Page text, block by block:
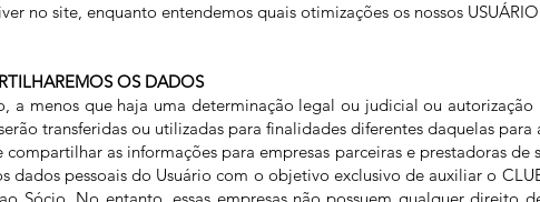
no site, enquanto entendemos quais otimizações os nossos
OS DADOS
a menos que haja uma determinação legal ou judicial ou
transferidas ou utilizadas para finalidades diferentes daquelas para
compartilhar as informações para empresas parceiras e prestadoras de
dados pessoais do Usuário com o objetivo exclusivo de auxiliar o